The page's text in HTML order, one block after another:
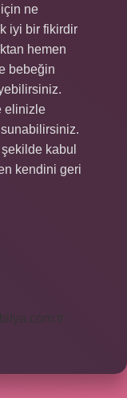
ne
iyi bir fikirdir
hemen
bebeğin
elinizle
kabul
kendini geri